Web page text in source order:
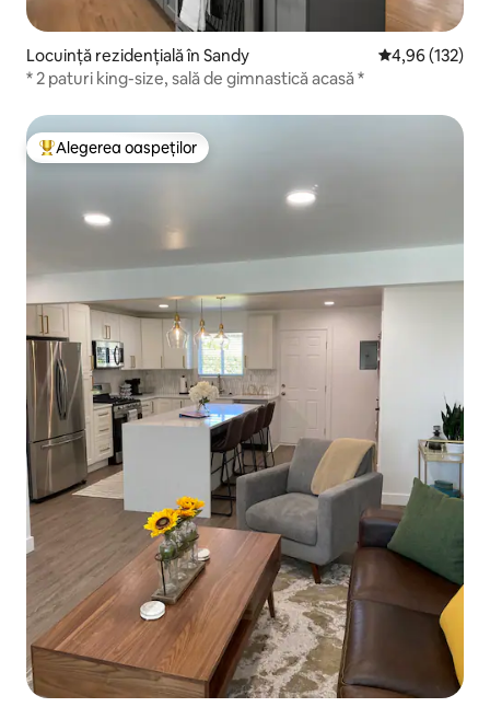
Locuință rezidențială în Sandy Scor mediu de
4,96 (132)
* 2 paturi king-size, sală de gimnastică acasă *
Locuință din topul categoriei Alegerea oaspeților
Alegerea oaspeților